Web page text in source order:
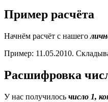
Пример расчёта
Начнём расчёт с нашего
Пример: 11.05.2010.
Расшифровка
У нас получилось число 1,